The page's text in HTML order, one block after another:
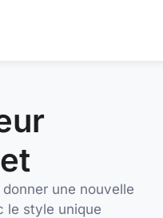
une nouvelle
le style unique